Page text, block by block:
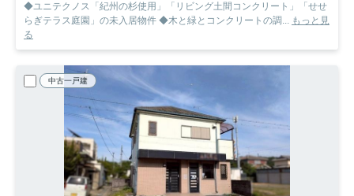
◆ユニテクノス「紀州の杉使用」「リビング土間コンクリート」「せせ
らぎテラス庭園」の未入居物件 ◆木と緑とコンクリートの調... もっと見
る
中古一戸建